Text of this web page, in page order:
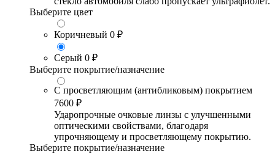
Выберите цвет
Коричневый 0 ₽
Серый 0 ₽
Выберите покрытие/назначение
С просветляющим (антибликовым) покрытием
7600 ₽
Ударопрочные очковые линзы с улучшенными
оптическими свойствами, благодаря
упрочняющему и просветляющему покрытию.
Выберите покрытие/назначение